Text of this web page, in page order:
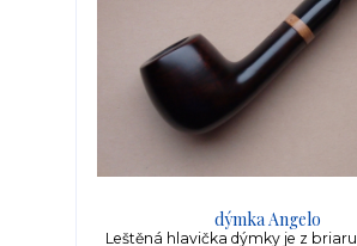
dýmka Angelo
Leštěná hlavička dýmky je z